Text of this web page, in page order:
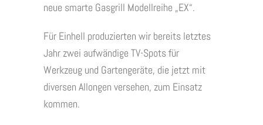
neue smarte Gasgrill Modellreihe „EX“.
Für Einhell produzierten wir bereits letztes
Jahr zwei aufwändige TV-Spots für
Werkzeug und Gartengeräte, die jetzt mit
diversen Allongen versehen, zum Einsatz
kommen.